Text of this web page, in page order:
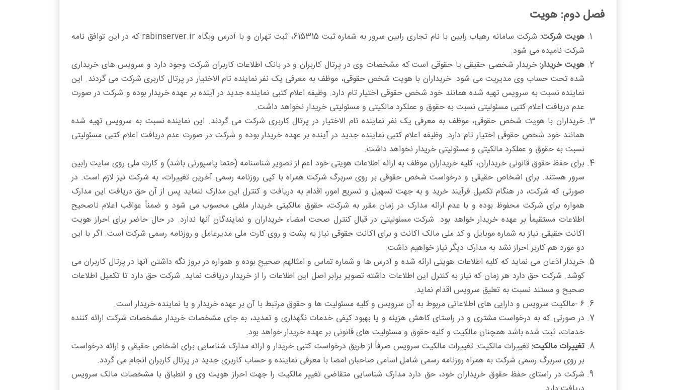
فصل دوم: هويت
هویت شرکت:
شرکت سامانه رهیاب رابین با نام تجاری رابین سرور به شماره ثبت 615315، ثبت تهران و با آدرس وبگاه rabinserver.ir که در این توافق نامه
شرکت نامیده می شود.
هویت خریدار:خریدار شخصی حقیقی یا حقوقی است که مشخصات وی در پرتال کاربران و در بانک اطلاعات کاربران شرکت وجود دارد و سرویس های خریداری
شده تحت حساب وی مدیریت می شود. خریداران با هویت شخص حقوقی، موظف به معرفی یک نفر نماینده تام الاختیار در پرتال کاربری شرکت می گردند. این
نماینده نسبت به سرویس تهیه شده همانند خود شخص حقوقی اختیار تام دارد. وظیفه اعلام کتبی نماینده جدید در آینده بر عهده خریدار بوده و شرکت در صورت
عدم دریافت اعلام کتبی مسئولیتی نسبت به حقوق و عملکرد مالکیتی و مسئولیتی خریدار نخواهد داشت.
خریداران با هویت شخص حقوقی، موظف به معرفی یک نفر نماینده تام الاختیار در پرتال کاربری شرکت می گردند. این نماینده نسبت به سرویس تهیه شده
همانند خود شخص حقوقی اختیار تام دارد. وظیفه اعلام کتبی نماینده جدید در آینده بر عهده خریدار بوده و شرکت در صورت عدم دریافت اعلام کتبی مسئولیتی
نسبت به حقوق و عملکرد مالکیتی و مسئولیتی خریدار نخواهد داشت.
برای حفظ حقوق قانونی خریداران، کلیه خریداران موظف به ارائه اطلاعات هویتی خود اعم از تصویر شناسنامه (حتما پاسپورتی باشد) و کارت ملی روی سایت رابین
سرور هستند. برای اشخاص حقیقی و درخواست شخص حقوقی بر روی سربرگ شرکت همراه با کپی روزنامه رسمی آخرین تغییرات، به شرکت نیز لازم است. در
صورتی که شرکت، در هنگام تکمیل فرآیند خرید و به جهت تسهیل و تسریع امور، اقدام به دریافت و کنترل این مدارک ننماید پس از آن حق دریافت این مدارک
همواره برای شرکت محفوظ بوده و با عدم ارائه مدارک در زمان مقرر به شرکت، حقوق مالکیتی خریدار ملغی محسوب می شود و ضمناً عواقب اعلام ناصحیح
اطلاعات مستقیماً بر عهده خریدار خواهد بود. شرکت مسئولیتی در قبال کنترل صحت امضاء خریداران و نمایندگان آنها ندارد. در حال حاضر برای احراز هویت
اکانت حقیقی نیاز به شماره موبایل و کد ملی مالک اکانت و برای اکانت حقوقی نیاز به پشت و روی کارت ملی مدیرعامل و روزنامه رسمی شرکت است. اگر با این
دو مورد هم کاربر احراز نشد به مدارک دیگر نیاز خواهیم داشت.
خریدار اذعان می نماید که کلیه اطلاعات هویتی ارائه شده و آدرس ها و شماره تماس و امثالهم صحیح بوده و همواره در بروز نگه داشتن آنها در پرتال کاربران می
کوشد. شرکت حق دارد هر زمان که نیاز به کنترل این اطلاعات داشته تصویر برابر اصل این اطلاعات را از خریدار دریافت نماید. شرکت حق دارد تا تکمیل اطلاعات
صحیح و مستند نسبت به تعلیق سرویس اقدام نماید.
۶ -مالکیت سرویس و دارایی های اطلاعاتی مربوط به آن سرویس و کلیه مسئولیت ها و حقوق مرتبط با آن بر عهده خریدار و یا نماینده خریدار است.
در صورتی که به درخواست مشتری و در راستای کاهش هزینه و یا بهبود کیفی خدمات نگهداری و تمدید، به جای مشخصات خریدار مشخصات شرکت ارائه کننده
خدمات، ثبت شده باشد همچنان مالکیت و کلیه حقوق و مسئولیت های قانونی بر عهده خریدار خواهد بود.
تغییرات مالکیت:تغییرات مالکیت: تغییرات مالکیت سرویس صرفاً از طریق درخواست کتبی خریدار و ارائه مدارک شناسایی برای اشخاص حقیقی و ارائه درخواست
بر روی سربرگ رسمی شرکت به همراه روزنامه رسمی شامل اسامی صاحبان امضا با معرفی نماینده و حساب کاربری جدید در پرتال کاربران انجام می گردد.
شرکت در راستای حفظ حقوق خریداران خود، حق دارد مدارک شناسایی متقاضی تغییر مالکیت را جهت احراز هویت وی و انطباق با مشخصات مالک سرویس